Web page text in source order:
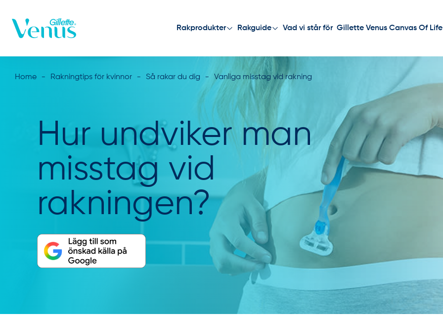
Rakprodukter Rakguide Vad vi står för Gillette Venus Canvas Of Life
Hur undviker man
misstag vid
rakningen?
Home Rakningtips för kvinnor Så rakar du dig Vanliga misstag vid rakning